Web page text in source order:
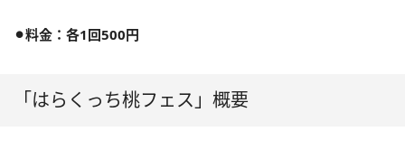
⚫︎料金：各1回500円
「はらくっち桃フェス」概要